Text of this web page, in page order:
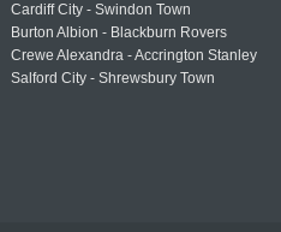
Cardiff City - Swindon Town
Burton Albion - Blackburn Rovers
Crewe Alexandra - Accrington Stanley
Salford City - Shrewsbury Town